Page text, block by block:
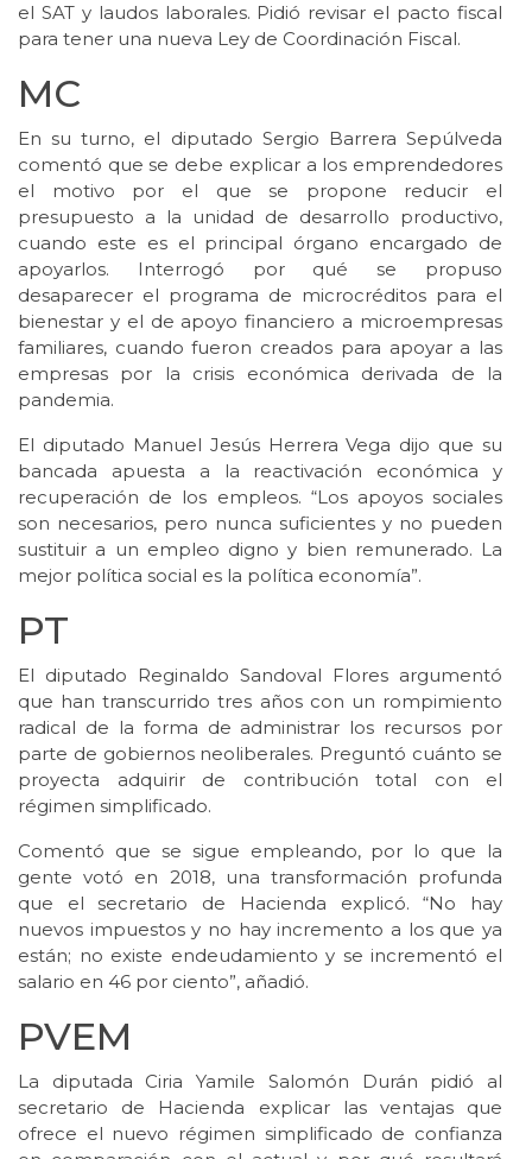
el SAT y laudos laborales. Pidió revisar el pacto fiscal
para tener una nueva Ley de Coordinación Fiscal.
MC
En su turno, el diputado Sergio Barrera Sepúlveda
comentó que se debe explicar a los emprendedores
el motivo por el que se propone reducir el
presupuesto a la unidad de desarrollo productivo,
cuando este es el principal órgano encargado de
apoyarlos. Interrogó por qué se propuso
desaparecer el programa de microcréditos para el
bienestar y el de apoyo financiero a microempresas
familiares, cuando fueron creados para apoyar a las
empresas por la crisis económica derivada de la
pandemia.
El diputado Manuel Jesús Herrera Vega dijo que su
bancada apuesta a la reactivación económica y
recuperación de los empleos. “Los apoyos sociales
son necesarios, pero nunca suficientes y no pueden
sustituir a un empleo digno y bien remunerado. La
mejor política social es la política economía”.
PT
El diputado Reginaldo Sandoval Flores argumentó
que han transcurrido tres años con un rompimiento
radical de la forma de administrar los recursos por
parte de gobiernos neoliberales. Preguntó cuánto se
proyecta adquirir de contribución total con el
régimen simplificado.
Comentó que se sigue empleando, por lo que la
gente votó en 2018, una transformación profunda
que el secretario de Hacienda explicó. “No hay
nuevos impuestos y no hay incremento a los que ya
están; no existe endeudamiento y se incrementó el
salario en 46 por ciento”, añadió.
PVEM
La diputada Ciria Yamile Salomón Durán pidió al
secretario de Hacienda explicar las ventajas que
ofrece el nuevo régimen simplificado de confianza